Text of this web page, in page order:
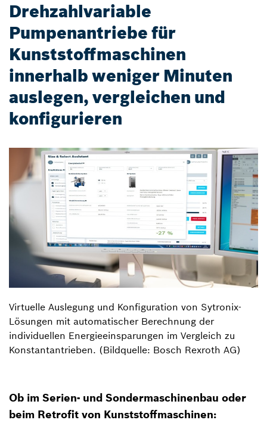
Drehzahlvariable
Pumpenantriebe für
Kunststoffmaschinen
innerhalb weniger Minuten
auslegen, vergleichen und
konfigurieren
Virtuelle Auslegung und Konfiguration von Sytronix-
Lösungen mit automatischer Berechnung der
individuellen Energieeinsparungen im Vergleich zu
Konstantantrieben. (Bildquelle: Bosch Rexroth AG)
Ob im Serien- und Sondermaschinenbau oder
beim Retrofit von Kunststoffmaschinen: